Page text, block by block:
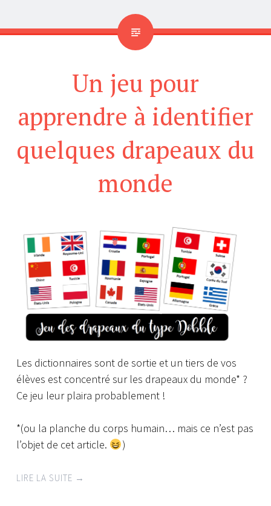
Un jeu pour
apprendre à identifier
quelques drapeaux du
monde
Les dictionnaires sont de sortie et un tiers de vos
élèves est concentré sur les drapeaux du monde* ?
Ce jeu leur plaira probablement !
*(ou la planche du corps humain… mais ce n’est pas
l’objet de cet article.
)
LIRE LA SUITE →